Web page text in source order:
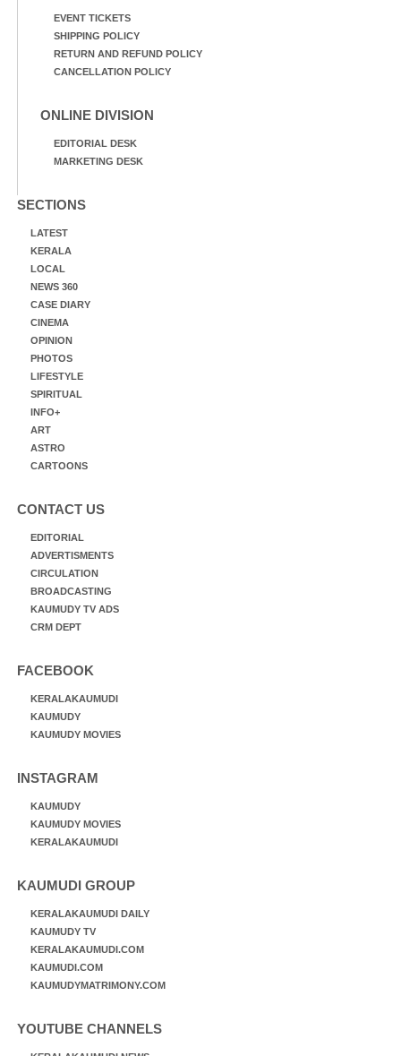
EVENT TICKETS
SHIPPING POLICY
RETURN AND REFUND POLICY
CANCELLATION POLICY
ONLINE DIVISION
EDITORIAL DESK
MARKETING DESK
SECTIONS
LATEST
KERALA
LOCAL
NEWS 360
CASE DIARY
CINEMA
OPINION
PHOTOS
LIFESTYLE
SPIRITUAL
INFO+
ART
ASTRO
CARTOONS
CONTACT US
EDITORIAL
ADVERTISMENTS
CIRCULATION
BROADCASTING
KAUMUDY TV ADS
CRM DEPT
FACEBOOK
KERALAKAUMUDI
KAUMUDY
KAUMUDY MOVIES
INSTAGRAM
KAUMUDY
KAUMUDY MOVIES
KERALAKAUMUDI
KAUMUDI GROUP
KERALAKAUMUDI DAILY
KAUMUDY TV
KERALAKAUMUDI.COM
KAUMUDI.COM
KAUMUDYMATRIMONY.COM
YOUTUBE CHANNELS